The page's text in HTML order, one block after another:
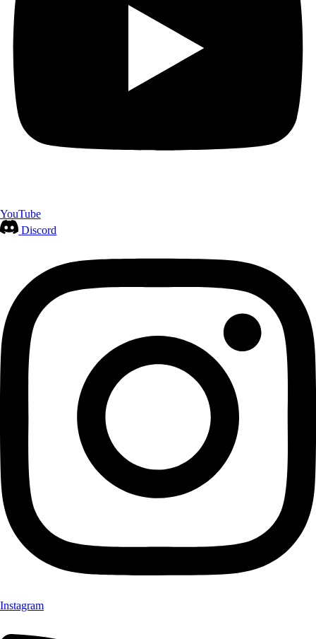
YouTube
Discord
Instagram